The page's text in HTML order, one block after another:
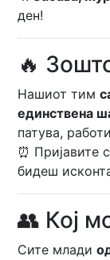
ден!
🔥
Нашиот тим
единствена
патува,
⏰ Пријавите
бидеш
👥 Кој
Сите млади